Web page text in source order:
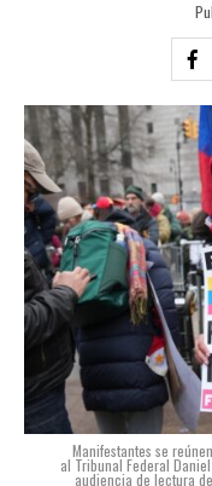
Manifestantes se
al Tribunal Federal
audiencia de lectura